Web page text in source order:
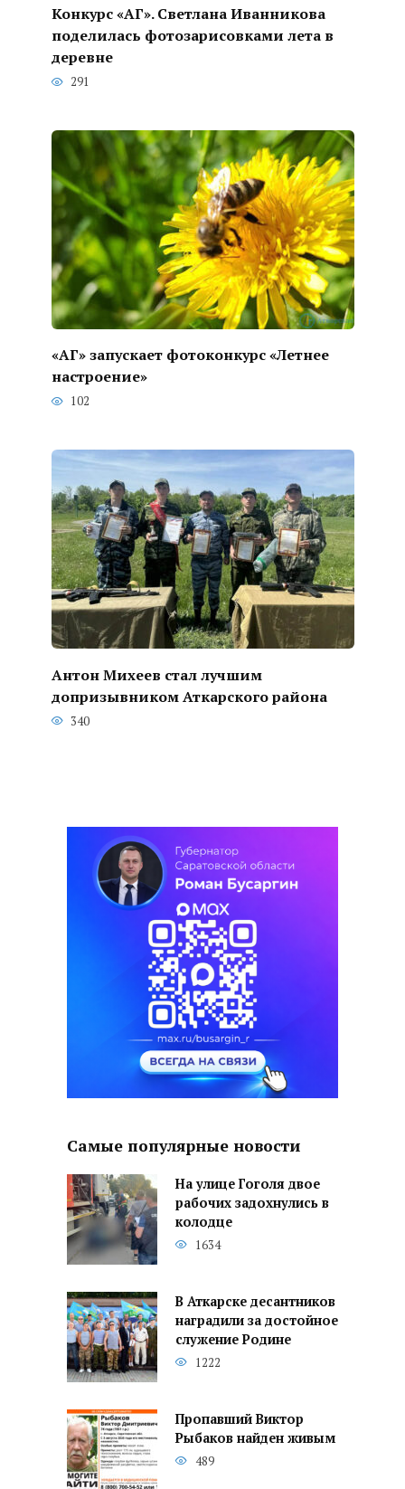
Конкурс «АГ». Светлана Иванникова
поделилась фотозарисовками лета в
деревне
291
«АГ» запускает фотоконкурс «Летнее
настроение»
102
Антон Михеев стал лучшим
допризывником Аткарского района
340
Самые популярные новости
На улице Гоголя двое
рабочих задохнулись в
колодце
1634
В Аткарске десантников
наградили за достойное
служение Родине
1222
Пропавший Виктор
Рыбаков найден живым
489